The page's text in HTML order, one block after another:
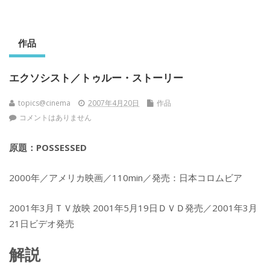
作品
エクソシスト／トゥルー・ストーリー
topics@cinema 2007年4月20日
作品
コメントはありません
原題：POSSESSED
2000年／アメリカ映画／110min／発売：日本コロムビア
2001年3月ＴＶ放映 2001年5月19日ＤＶＤ発売／2001年3月
21日ビデオ発売
解説